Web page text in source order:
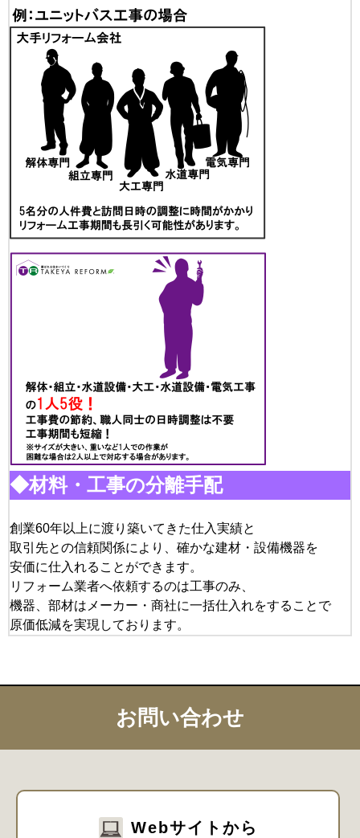
◆材料・工事の分離手配
創業60年以上に渡り築いてきた仕入実績と
取引先との信頼関係により、確かな建材・設備機器を
安価に仕入れることができます。
リフォーム業者へ依頼するのは工事のみ、
機器、部材はメーカー・商社に一括仕入れをすることで
原価低減を実現しております。
お問い合わせ
Webサイトから